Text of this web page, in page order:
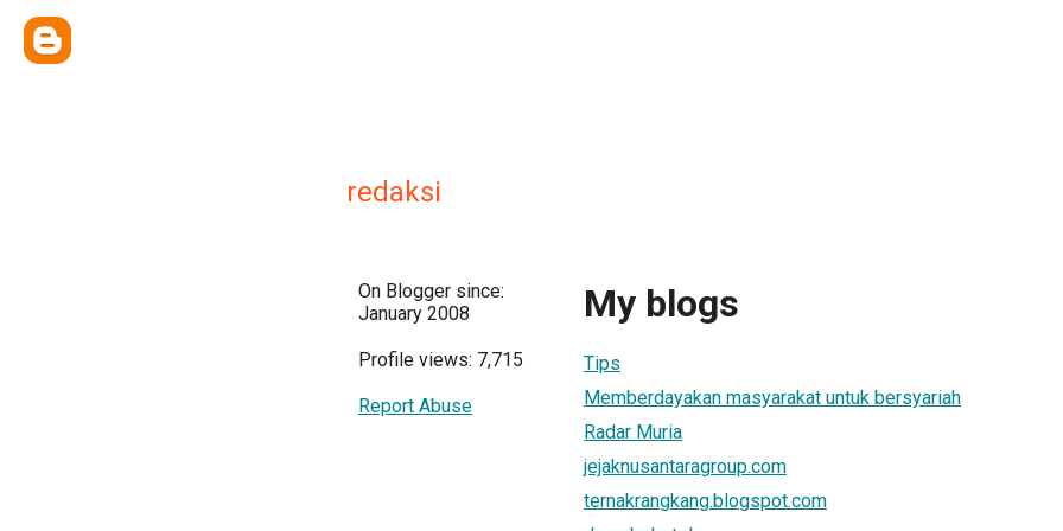
redaksi
On Blogger since:
January 2008
Profile views: 7,715
Report Abuse
My blogs
Tips
Memberdayakan masyarakat untuk bersyariah
Radar Muria
jejaknusantaragroup.com
ternakrangkang.blogspot.com